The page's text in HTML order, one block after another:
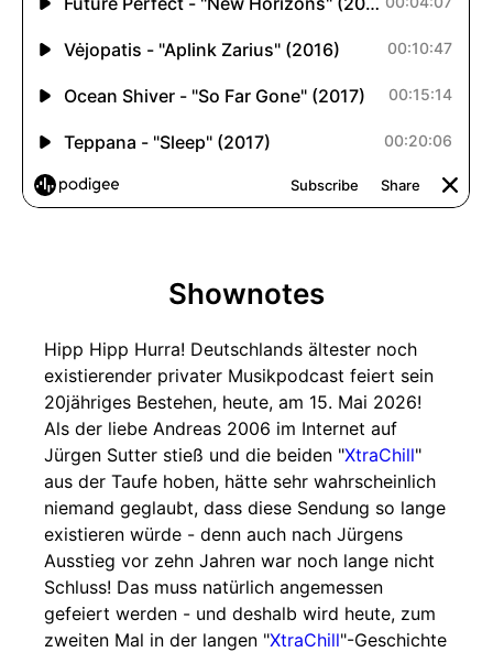
Shownotes
Hipp Hipp Hurra! Deutschlands ältester noch
existierender privater Musikpodcast feiert sein
20jähriges Bestehen, heute, am 15. Mai 2026!
Als der liebe Andreas 2006 im Internet auf
Jürgen Sutter stieß und die beiden "XtraChill"
aus der Taufe hoben, hätte sehr wahrscheinlich
niemand geglaubt, dass diese Sendung so lange
existieren würde - denn auch nach Jürgens
Ausstieg vor zehn Jahren war noch lange nicht
Schluss! Das muss natürlich angemessen
gefeiert werden - und deshalb wird heute, zum
zweiten Mal in der langen "XtraChill"-Geschichte